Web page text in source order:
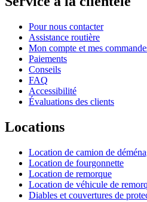
Pour nous contacter
Assistance routière
Mon compte et mes
Paiements
Conseils
FAQ
Accessibilité
Évaluations des clients
Locations
Location de camion de
Location de fourgonnette
Location de remorque
Location de véhicule de
Diables et couvertures de